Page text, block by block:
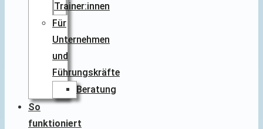
Trainer:innen
Für
Unternehmen
und
Führungskräfte
Beratung
So
funktioniert